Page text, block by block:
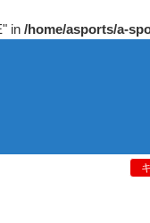
in /home/asports/a-